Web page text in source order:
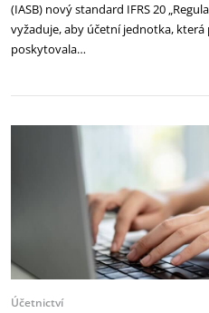
(IASB) nový standard IFRS 20
vyžaduje, aby účetní jednotka,
poskytovala…
Účetnictví